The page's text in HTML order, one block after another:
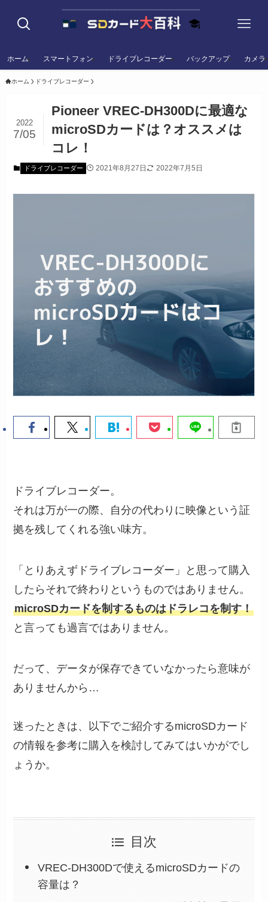
ホーム スマートフォン ドライブレコーダー バックアップ カメラ
ホーム ドライブレコーダー
Pioneer VREC-DH300Dに最適な
microSDカードは？オススメは
コレ！
2022
7/05
ドライブレコーダー 2021年8月27日 2022年7月5日
ドライブレコーダー。
それは万が一の際、自分の代わりに映像という証
拠を残してくれる強い味方。
「とりあえずドライブレコーダー」と思って購入
したらそれで終わりというものではありません。
microSDカードを制するものはドラレコを制す！
と言っても過言ではありません。
だって、データが保存できていなかったら意味が
ありませんから…
迷ったときは、以下でご紹介するmicroSDカード
の情報を参考に購入を検討してみてはいかがでし
ょうか。
目次
VREC-DH300Dで使えるmicroSDカードの
容量は？